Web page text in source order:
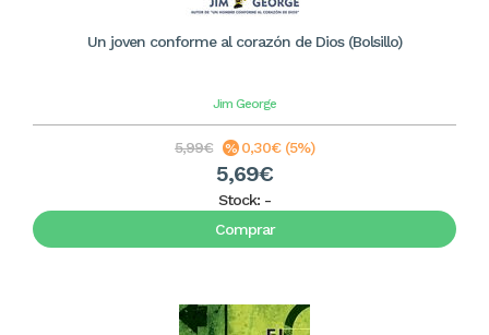
Un joven conforme al corazón de Dios (Bolsillo)
Jim George
5,99€ 0,30€ (5%)
5,69€
Stock: -
Comprar